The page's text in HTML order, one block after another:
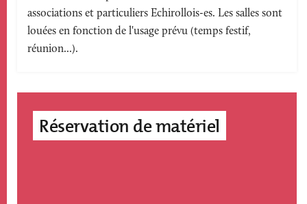
accroche
associations et particuliers Echirollois-es. Les salles sont
louées en fonction de l'usage prévu (temps festif,
réunion...).
Réservation de matériel